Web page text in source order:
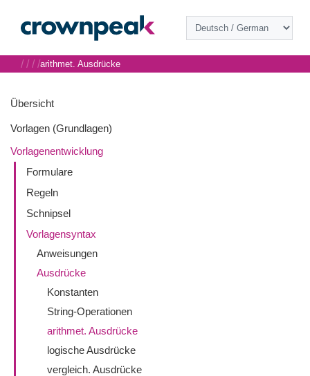
Übersicht
Vorlagen (Grundlagen)
Vorlagenentwicklung
Formulare
Regeln
Schnipsel
Vorlagensyntax
Anweisungen
Ausdrücke
Konstanten
String-Operationen
arithmet. Ausdrücke
logische Ausdrücke
vergleich. Ausdrücke
/ / / /arithmet. Ausdrücke